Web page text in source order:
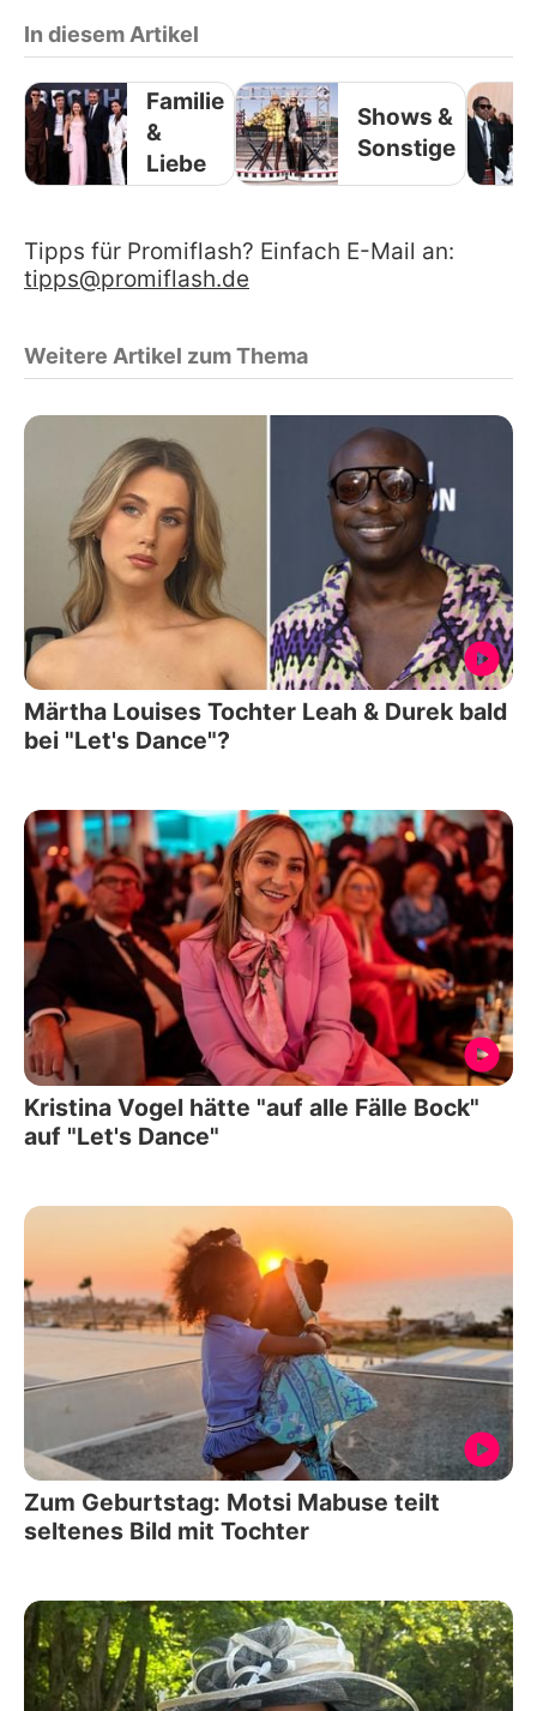
In diesem Artikel
Familie
&
Liebe
Shows &
Sonstige
Tipps für Promiflash? Einfach E-Mail an:
tipps@promiflash.de
Weitere Artikel zum Thema
Märtha Louises Tochter Leah & Durek bald
bei "Let's Dance"?
Kristina Vogel hätte "auf alle Fälle Bock"
auf "Let's Dance"
Zum Geburtstag: Motsi Mabuse teilt
seltenes Bild mit Tochter